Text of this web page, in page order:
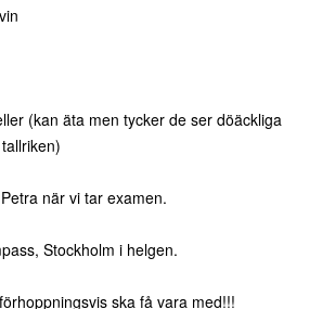
(kan äta men tycker de ser döäckliga
när vi tar examen.
Stockholm i helgen.
ska få vara med!!!